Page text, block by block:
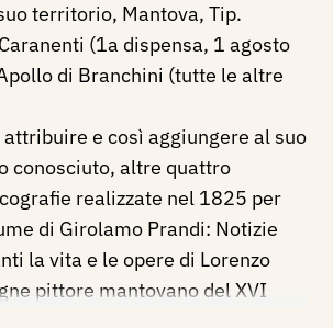
territorio, Mantova, Tip.
(1a dispensa, 1 agosto
di Branchini (tutte le altre
e così aggiungere al suo
conosciuto, altre quattro
realizzate nel 1825 per
di Girolamo Prandi: Notizie
la vita e le opere di Lorenzo
pittore mantovano del XVI
dalla Tipografia